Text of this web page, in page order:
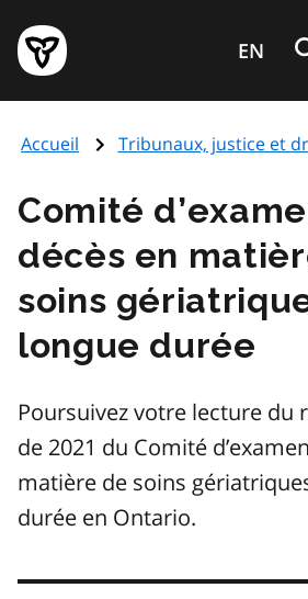
au
contenu
principal
Page
d'accueil
de
EN
Accueil Tribunaux, justice et
Comité
décès en
soins
longue durée
Poursuivez votre lecture du
de 2021 du Comité
matière de soins
durée en Ontario.